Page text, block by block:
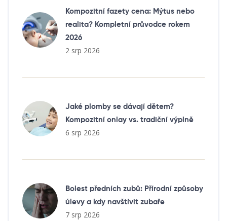
Kompozitní fazety cena: Mýtus nebo
realita? Kompletní průvodce rokem
2026
2 srp 2026
Jaké plomby se dávají dětem?
Kompozitní onlay vs. tradiční výplně
6 srp 2026
Bolest předních zubů: Přírodní způsoby
úlevy a kdy navštívit zubaře
7 srp 2026